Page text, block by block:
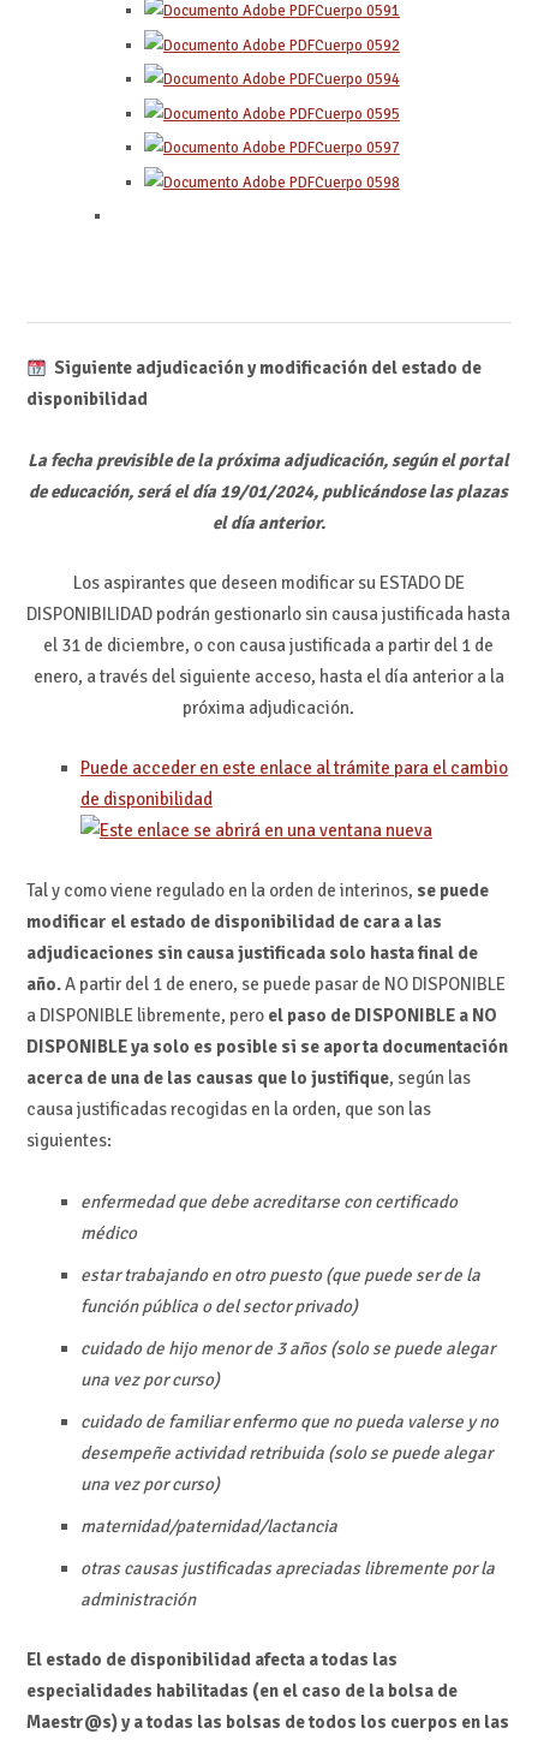
Cuerpo 0591
Cuerpo 0592
Cuerpo 0594
Cuerpo 0595
Cuerpo 0597
Cuerpo 0598
Siguiente adjudicación y modificación del estado de
disponibilidad
La fecha previsible de la próxima adjudicación, según el portal
de educación, será el día 19/01/2024, publicándose las plazas
el día anterior.
Los aspirantes que deseen modificar su ESTADO DE
DISPONIBILIDAD podrán gestionarlo sin causa justificada hasta
el 31 de diciembre, o con causa justificada a partir del 1 de
enero, a través del siguiente acceso, hasta el día anterior a la
próxima adjudicación.
Puede acceder en este enlace al trámite para el cambio
de disponibilidad
Tal y como viene regulado en la orden de interinos, se puede
modificar el estado de disponibilidad de cara a las
adjudicaciones sin causa justificada solo hasta final de
año.A partir del 1 de enero, se puede pasar de NO DISPONIBLE
a DISPONIBLE libremente, pero el paso de DISPONIBLE a NO
DISPONIBLE ya solo es posible si se aporta documentación
acerca de una de las causas que lo justifique, según las
causa justificadas recogidas en la orden, que son las
siguientes:
enfermedad que debe acreditarse con certificado
médico
estar trabajando en otro puesto (que puede ser de la
función pública o del sector privado)
cuidado de hijo menor de 3 años (solo se puede alegar
una vez por curso)
cuidado de familiar enfermo que no pueda valerse y no
desempeñe actividad retribuida (solo se puede alegar
una vez por curso)
maternidad/paternidad/lactancia
otras causas justificadas apreciadas libremente por la
administración
El estado de disponibilidad afecta a todas las
especialidades habilitadas (en el caso de la bolsa de
Maestr@s) y a todas las bolsas de todos los cuerpos en las